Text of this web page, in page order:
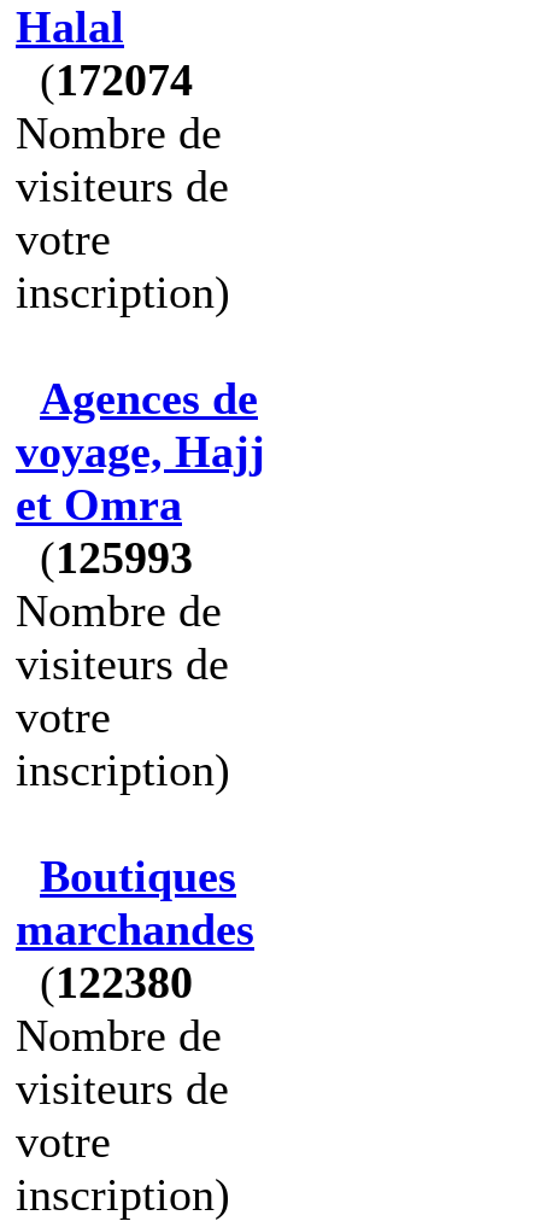
Halal
(172074
Nombre de
visiteurs de
votre
inscription)
Agences de
voyage, Hajj
et Omra
(125993
Nombre de
visiteurs de
votre
inscription)
Boutiques
marchandes
(122380
Nombre de
visiteurs de
votre
inscription)